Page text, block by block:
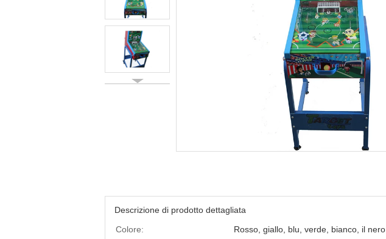
Descrizione di prodotto dettagliata
Colore:
Rosso, giallo, blu, verde, bianco, il nero